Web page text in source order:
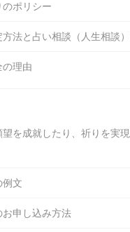
のポリシー
方法と占い相談（人生相談
の理由
望を成就したり、祈りを実
例文
お申し込み方法